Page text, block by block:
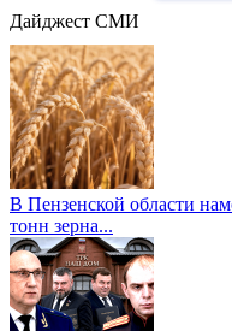
Дайджест СМИ
В Пензенской области
тонн зерна...